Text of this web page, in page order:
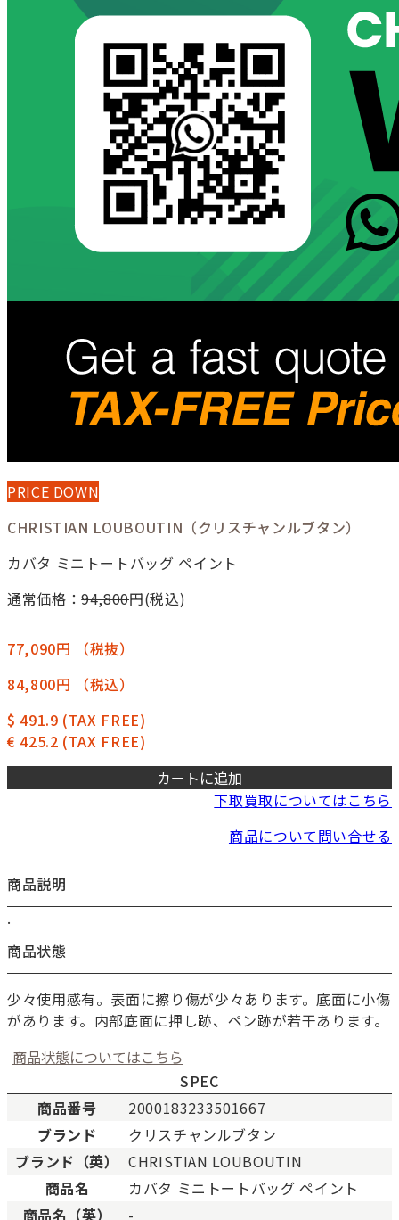
PRICE DOWN
CHRISTIAN LOUBOUTIN（クリスチャンルブタン）
カバタ ミニトートバッグ ペイント
通常価格：94,800円(税込)
77,090円
（税抜）
84,800円
（税込）
$ 491.9 (TAX FREE)
€ 425.2 (TAX FREE)
カートに追加
下取買取についてはこちら
商品について問い合せる
商品説明
.
商品状態
少々使用感有。表面に擦り傷が少々あります。底面に小傷
があります。内部底面に押し跡、ペン跡が若干あります。
商品状態についてはこちら
未使用 展示品などの未使用品。
SAランク 未使用同様品。数回使用し
SPEC
商品番号
2000183233501667
ブランド
クリスチャンルブタン
ブランド（英）
CHRISTIAN LOUBOUTIN
商品名
カバタ ミニトートバッグ ペイント
商品名（英）
-